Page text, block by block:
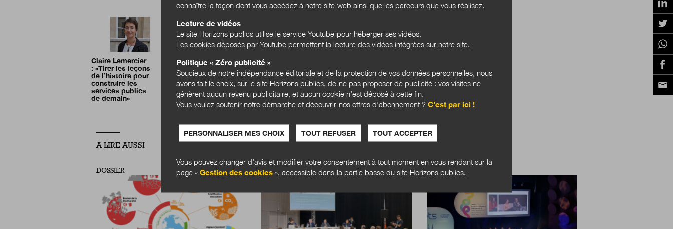
Claire Lemercier
: «Tirer les leçons
de l’histoire pour
construire les
services publics
de demain»
A LIRE AUSSI
DOSSIER DOSSIER DOSSIER
connaître la façon dont vous accédez à notre site web ainsi que les parcours que vous réalisez.
Lecture de vidéos
Le site Horizons publics utilise le service Youtube pour héberger ses vidéos.
Les cookies déposés par Youtube permettent la lecture des vidéos intégrées sur notre site.
Politique « Zéro publicité »
Soucieux de notre indépendance éditoriale et de la protection de vos données personnelles, nous
avons fait le choix, sur le site Horizons publics, de ne pas proposer de publicité : vos visites ne
génèrent aucun revenu publicitaire, et aucun cookie n’est déposé à cette fin.
Vous voulez soutenir notre démarche et découvrir nos offres d’abonnement ? C’est par ici !
PERSONNALISER MES CHOIX TOUT REFUSER TOUT ACCEPTER
Vous pouvez changer d’avis et modifier votre consentement à tout moment en vous rendant sur la
page « Gestion des cookies », accessible dans la partie basse du site Horizons publics.